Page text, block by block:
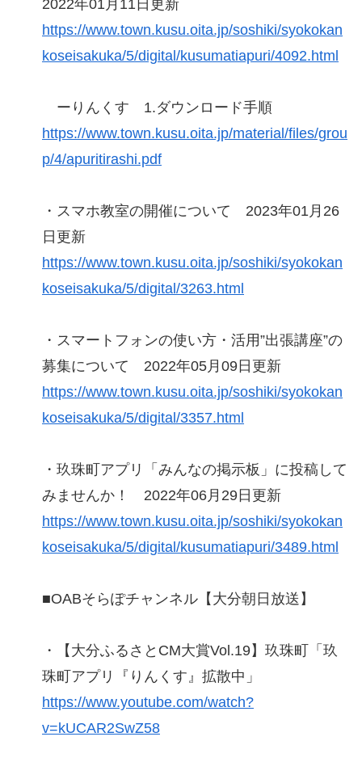
2022年01月11日更新
https://www.town.kusu.oita.jp/soshiki/syokokan
koseisakuka/5/digital/kusumatiapuri/4092.html
ーりんくす 1.ダウンロード手順
https://www.town.kusu.oita.jp/material/files/grou
p/4/apuritirashi.pdf
・スマホ教室の開催について 2023年01月26
日更新
https://www.town.kusu.oita.jp/soshiki/syokokan
koseisakuka/5/digital/3263.html
・スマートフォンの使い方・活用”出張講座”の
募集について 2022年05月09日更新
https://www.town.kusu.oita.jp/soshiki/syokokan
koseisakuka/5/digital/3357.html
・玖珠町アプリ「みんなの掲示板」に投稿して
みませんか！ 2022年06月29日更新
https://www.town.kusu.oita.jp/soshiki/syokokan
koseisakuka/5/digital/kusumatiapuri/3489.html
■OABそらぽチャンネル【大分朝日放送】
・【大分ふるさとCM大賞Vol.19】玖珠町「玖
珠町アプリ『りんくす』拡散中」
https://www.youtube.com/watch?
v=kUCAR2SwZ58